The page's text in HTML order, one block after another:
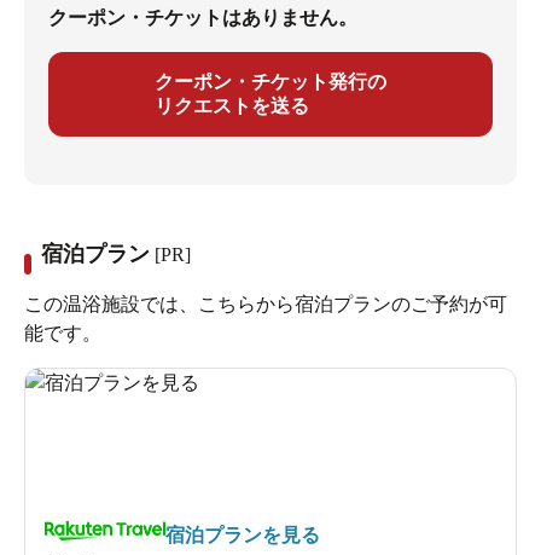
クーポン・チケットはありません。
クーポン・チケット発行の
リクエストを送る
宿泊プラン [PR]
この温浴施設では、こちらから宿泊プランのご予約が可
能です。
宿泊プランを見る